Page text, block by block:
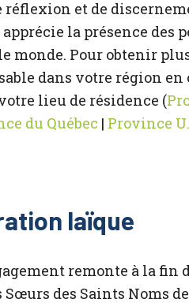
réflexion et de
la présence des
monde. Pour obtenir
dans votre région
lieu de résidence (
du Québec | Province
laïque
remonte à la fin
des Saints Noms